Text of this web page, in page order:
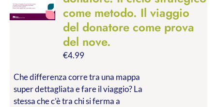
come metodo. Il viaggio
del donatore come prova
del nove.
€4.99
Che differenza corre tra una mappa
super dettagliata e fare il viaggio? La
stessa che c’è tra chi si ferma a